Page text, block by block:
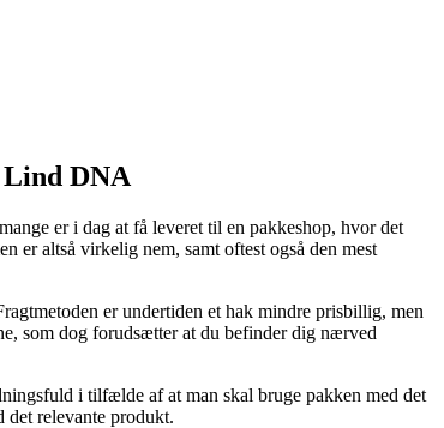
DNA
er i dag at få leveret til en pakkeshop, hvor det
er altså virkelig nem, samt oftest også den mest
er undertiden et hak mindre prisbillig, men
som dog forudsætter at du befinder dig nærved
i tilfælde af at man skal bruge pakken med det
det relevante produkt.